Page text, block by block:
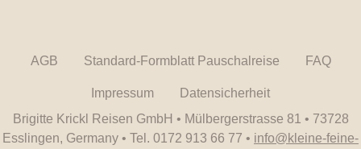
AGB Standard-Formblatt Pauschalreise FAQ
Impressum
Datensicherheit
Brigitte Krickl Reisen GmbH • Mülbergerstrasse 81 • 73728
Esslingen, Germany • Tel. 0172 913 66 77 • info@kleine-feine-